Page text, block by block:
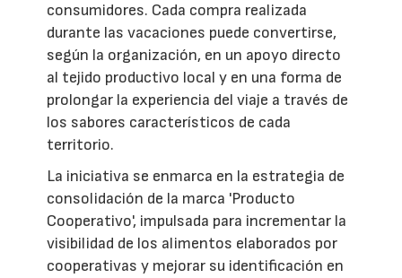
consumidores. Cada compra realizada
durante las vacaciones puede convertirse,
según la organización, en un apoyo directo
al tejido productivo local y en una forma de
prolongar la experiencia del viaje a través de
los sabores característicos de cada
territorio.
La iniciativa se enmarca en la estrategia de
consolidación de la marca 'Producto
Cooperativo', impulsada para incrementar la
visibilidad de los alimentos elaborados por
cooperativas y mejorar su identificación en